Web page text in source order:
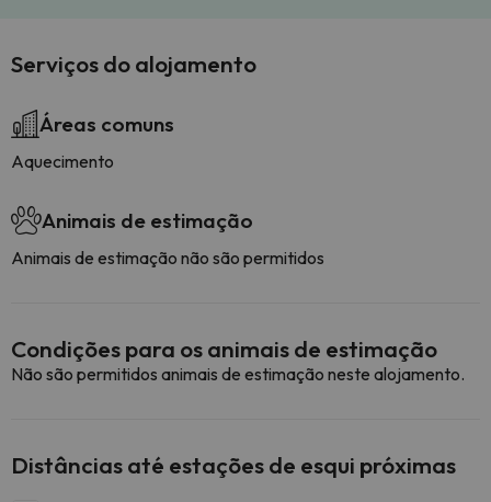
Serviços do alojamento
Áreas comuns
Aquecimento
Animais de estimação
Animais de estimação não são permitidos
Condições para os animais de estimação
Não são permitidos animais de estimação neste alojamento.
Distâncias até estações de esqui próximas